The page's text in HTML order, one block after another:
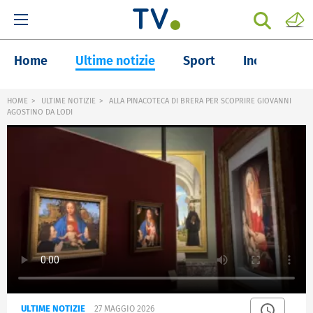
Home Ultime notizie Sport Inchieste
HOME ULTIME NOTIZIE
ALLA PINACOTECA DI BRERA PER SCOPRIRE GIOVANNI
AGOSTINO DA LODI
ULTIME NOTIZIE 27 MAGGIO 2026